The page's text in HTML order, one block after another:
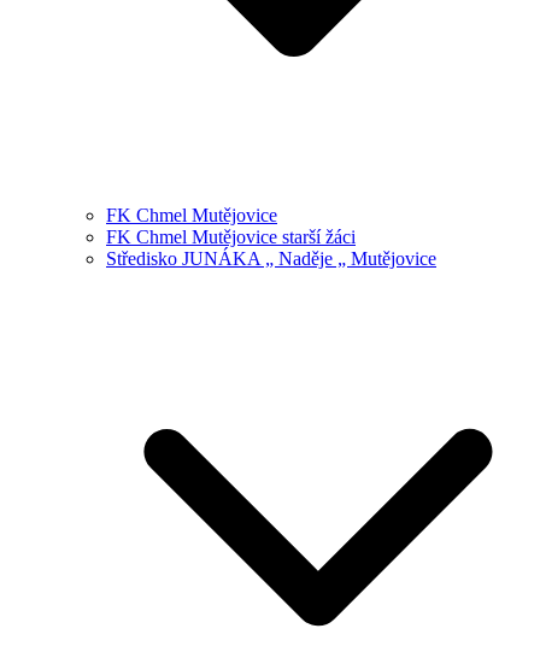
FK Chmel Mutějovice
FK Chmel Mutějovice starší žáci
Středisko JUNÁKA „ Naděje „ Mutějovice